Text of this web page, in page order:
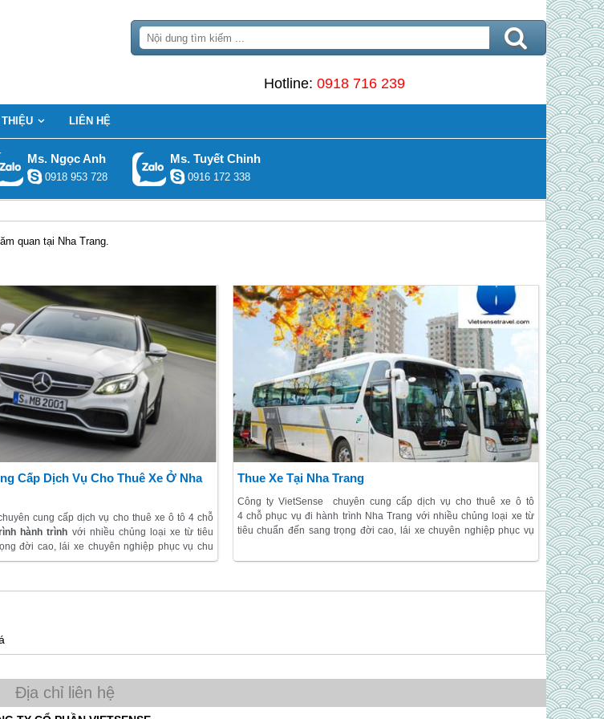
Hotline: 0918 716 239
LIÊN HỆ
Ms. Ngọc Anh
0918 953 728
Ms. Tuyết Chinh
0916 172 338
quan tại Nha Trang.
Cấp Dịch Vụ Cho Thuê Xe Ở Nha
cung cấp dịch vụ cho thuê xe ô tô 4 chỗ
hành trình với nhiều chủng loại xe từ tiêu
đời cao, lái xe chuyên nghiệp phục vụ chu
Thue Xe Tại Nha Trang
Công ty VietSense chuyên cung cấp dịch vụ cho thuê xe ô tô
4 chỗ phục vụ đi hành trình Nha Trang với nhiều chủng loại xe từ
tiêu chuẩn đến sang trọng đời cao, lái xe chuyên nghiệp phục vụ